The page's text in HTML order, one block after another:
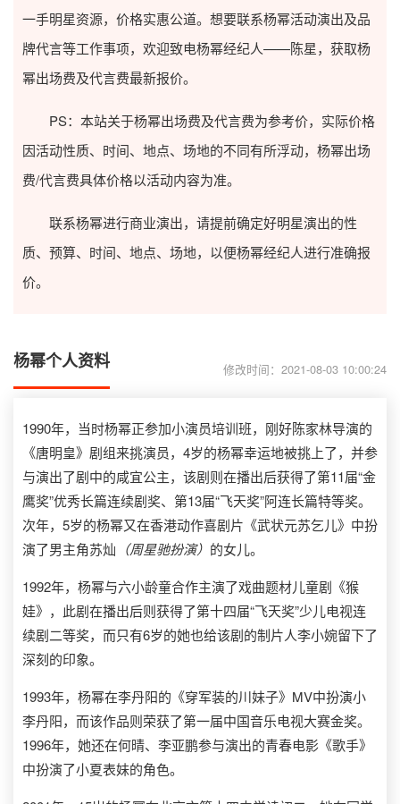
一手明星资源，价格实惠公道。想要联系杨幂活动演出及品
牌代言等工作事项，欢迎致电杨幂经纪人——陈星，获取杨
幂出场费及代言费最新报价。
PS：本站关于杨幂出场费及代言费为参考价，实际价格
因活动性质、时间、地点、场地的不同有所浮动，杨幂出场
费/代言费具体价格以活动内容为准。
联系杨幂进行商业演出，请提前确定好明星演出的性
质、预算、时间、地点、场地，以便杨幂经纪人进行准确报
价。
杨幂个人资料 修改时间：2021-08-03 10:00:24
1990年，当时杨幂正参加小演员培训班，刚好陈家林导演的
《唐明皇》剧组来挑演员，4岁的杨幂幸运地被挑上了，并参
与演出了剧中的咸宜公主，该剧则在播出后获得了第11届“金
鹰奖”优秀长篇连续剧奖、第13届“飞天奖”阿连长篇特等奖。
次年，5岁的杨幂又在香港动作喜剧片《武状元苏乞儿》中扮
演了男主角苏灿 （周星驰扮演） 的女儿。
1992年，杨幂与六小龄童合作主演了戏曲题材儿童剧《猴
娃》，此剧在播出后则获得了第十四届“飞天奖”少儿电视连
续剧二等奖，而只有6岁的她也给该剧的制片人李小婉留下了
深刻的印象。
1993年，杨幂在李丹阳的《穿军装的川妹子》MV中扮演小
李丹阳，而该作品则荣获了第一届中国音乐电视大赛金奖。
1996年，她还在何晴、李亚鹏参与演出的青春电影《歌手》
中扮演了小夏表妹的角色。